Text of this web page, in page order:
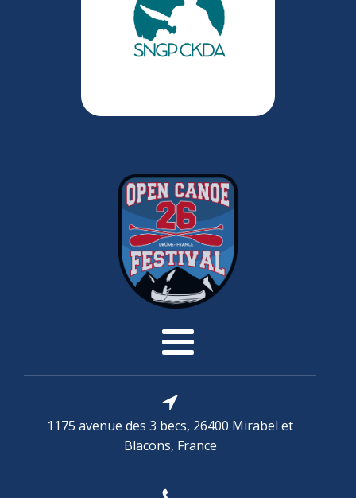
1175 avenue des 3 becs, 26400 Mirabel et
Blacons, France